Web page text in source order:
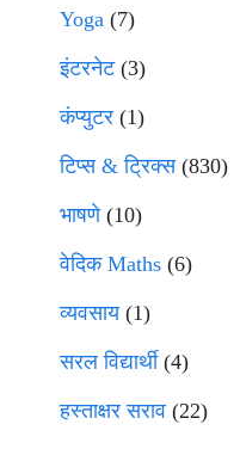
Yoga (7)
इंटरनेट(3)
कंप्युटर (1)
टिप्स & ट्रिक्स(830)
भाषणे(10)
वेदिक Maths (6)
व्यवसाय(1)
सरल विद्यार्थी(4)
हस्ताक्षर सराव (22)